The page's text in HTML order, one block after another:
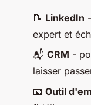
📝 LinkedIn
expert et
📬 CRM -
laisser
📧 Outil